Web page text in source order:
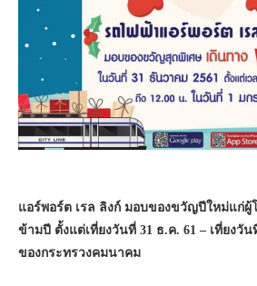
แอร์พอร์ต เรล ลิงก์ มอบของขวัญปีใหม่แก่ผู้
ข้ามปี ตั้งแต่เที่ยงวันที่ 31 ธ.ค. 61 – เที่ยงวั
ของกระทรวงคมนาคม